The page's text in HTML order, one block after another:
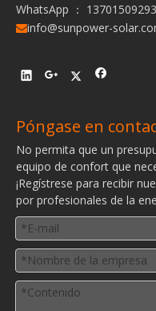
WhatsApp ： 13701509293
info@sunpower-
Póngase en
No permita que un
equipo de confort que
¡Regístrese para recibir
por profesionales de la